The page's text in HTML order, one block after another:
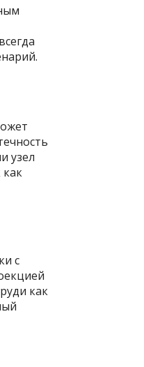
узел
с
как